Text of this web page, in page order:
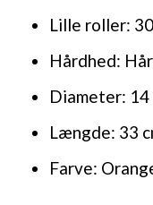
Lille roller:
Hårdhed:
Diameter: 14
Længde: 33
Farve: